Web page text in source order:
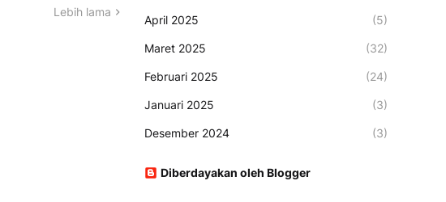
Lebih lama
April 2025 (5)
Maret 2025 (32)
Februari 2025 (24)
Januari 2025 (3)
Desember 2024 (3)
Diberdayakan oleh Blogger